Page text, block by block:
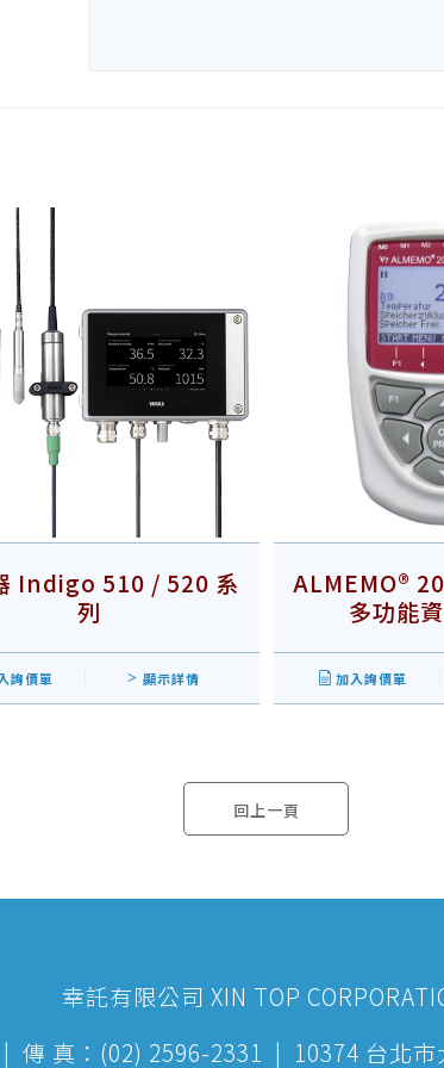
Indigo 510 / 520 系
列
詢價單 顯示詳情
ALMEMO®
多功能
加入詢價單
回上一頁
幸託有限公司 XIN TOP
傳 真：(02) 2596-2331 | 10374 台北市